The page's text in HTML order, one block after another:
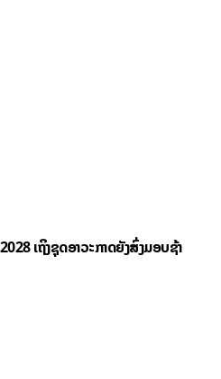
ເຖິງຊຸດອາວະກາດຍັງສົ່ງມອບຊ້າ